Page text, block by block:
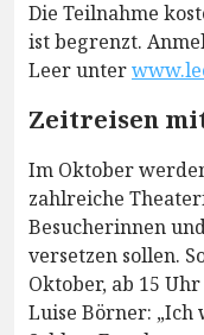
Die Teilnahme
ist begrenzt.
Leer unter
Zeitreisen
Im Oktober
zahlreiche
Besucherinnen
versetzen sollen.
Oktober, ab 15
Luise Börner: „Ich